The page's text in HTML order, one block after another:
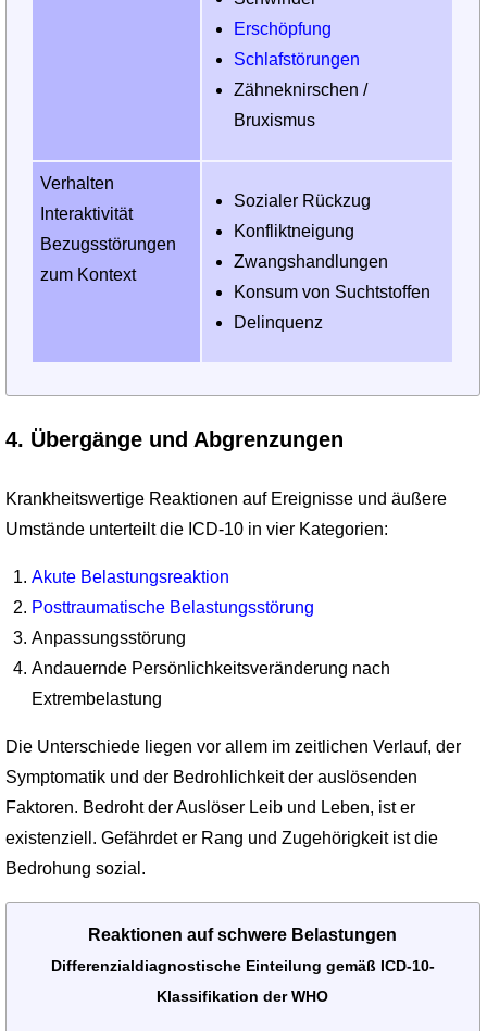
Erschöpfung
Schlafstörungen
Zähneknirschen /
Bruxismus
Verhalten
Interaktivität
Bezugsstörungen
zum Kontext
Sozialer Rückzug
Konfliktneigung
Zwangshandlungen
Konsum von Suchtstoffen
Delinquenz
4. Übergänge und Abgrenzungen
Krankheitswertige Reaktionen auf Ereignisse und äußere
Umstände unterteilt die ICD-10 in vier Kategorien:
Akute Belastungsreaktion
Posttraumatische Belastungsstörung
Anpassungsstörung
Andauernde Persönlichkeitsveränderung nach
Extrembelastung
Die Unterschiede liegen vor allem im zeitlichen Verlauf, der
Symptomatik und der Bedrohlichkeit der auslösenden
Faktoren. Bedroht der Auslöser Leib und Leben, ist er
existenziell. Gefährdet er Rang und Zugehörigkeit ist die
Bedrohung sozial.
Reaktionen auf schwere Belastungen
Differenzialdiagnostische Einteilung gemäß ICD-10-
Klassifikation der WHO